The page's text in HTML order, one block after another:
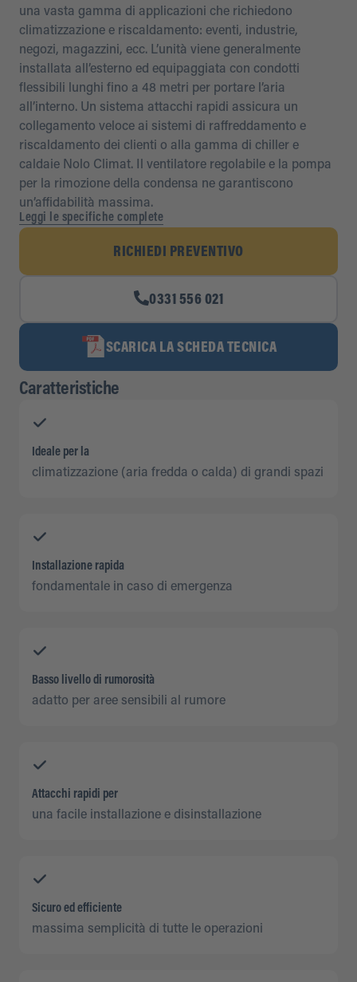
una vasta gamma di applicazioni che richiedono
climatizzazione e riscaldamento: eventi, industrie,
negozi, magazzini, ecc. L’unità viene generalmente
installata all’esterno ed equipaggiata con condotti
flessibili lunghi fino a 48 metri per portare l’aria
all’interno. Un sistema attacchi rapidi assicura un
collegamento veloce ai sistemi di raffreddamento e
riscaldamento dei clienti o alla gamma di chiller e
caldaie Nolo Climat. Il ventilatore regolabile e la pompa
per la rimozione della condensa ne garantiscono
un’affidabilità massima.
Leggi le specifiche complete
RICHIEDI PREVENTIVO
0331 556 021
SCARICA LA SCHEDA TECNICA
Caratteristiche
Ideale per la
climatizzazione (aria fredda o calda) di grandi spazi
Installazione rapida
fondamentale in caso di emergenza
Basso livello di rumorosità
adatto per aree sensibili al rumore
Attacchi rapidi per
una facile installazione e disinstallazione
Sicuro ed efficiente
massima semplicità di tutte le operazioni